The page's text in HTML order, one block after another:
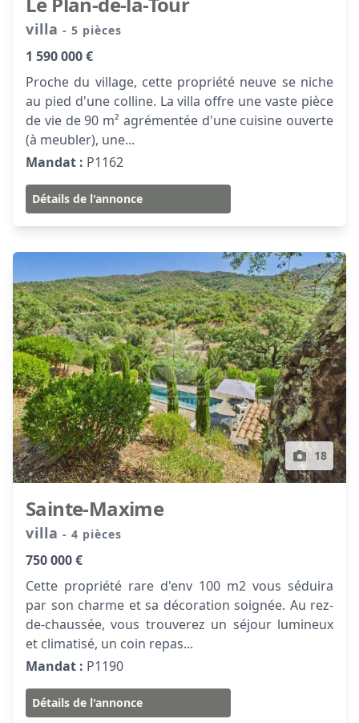
villa- 5 pièces
1 590 000 €
Proche du village, cette propriété neuve se niche
au pied d'une colline. La villa offre une vaste pièce
de vie de 90 m² agrémentée d'une cuisine ouverte
(à meubler), une...
Mandat : P1162
Détails de l'annonce
18
Sainte-Maxime
villa- 4 pièces
750 000 €
Cette propriété rare d'env 100 m2 vous séduira
par son charme et sa décoration soignée. Au rez-
de-chaussée, vous trouverez un séjour lumineux
et climatisé, un coin repas...
Mandat : P1190
Détails de l'annonce